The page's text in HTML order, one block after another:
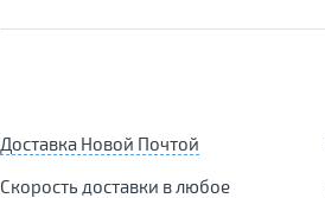
Доставка Новой Почтой
Скорость доставки в любое